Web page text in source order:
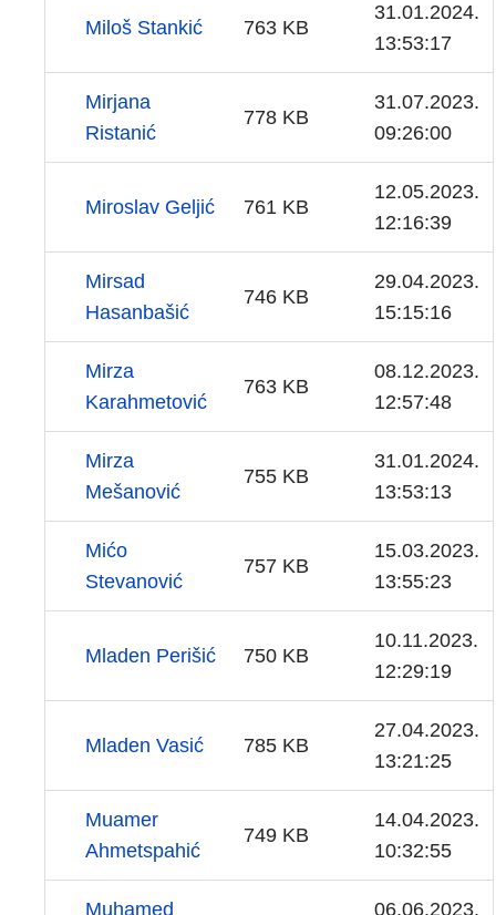
Miloš Stankić 763 KB
31.01.2024.
13:53:17
Mirjana
Ristanić
778 KB
31.07.2023.
09:26:00
Miroslav Geljić 761 KB
12.05.2023.
12:16:39
Mirsad
Hasanbašić
746 KB
29.04.2023.
15:15:16
Mirza
Karahmetović
763 KB
08.12.2023.
12:57:48
Mirza
Mešanović
755 KB
31.01.2024.
13:53:13
Mićo
Stevanović
757 KB
15.03.2023.
13:55:23
Mladen Perišić 750 KB
10.11.2023.
12:29:19
Mladen Vasić 785 KB
27.04.2023.
13:21:25
Muamer
Ahmetspahić
749 KB
14.04.2023.
10:32:55
Muhamed
06.06.2023.